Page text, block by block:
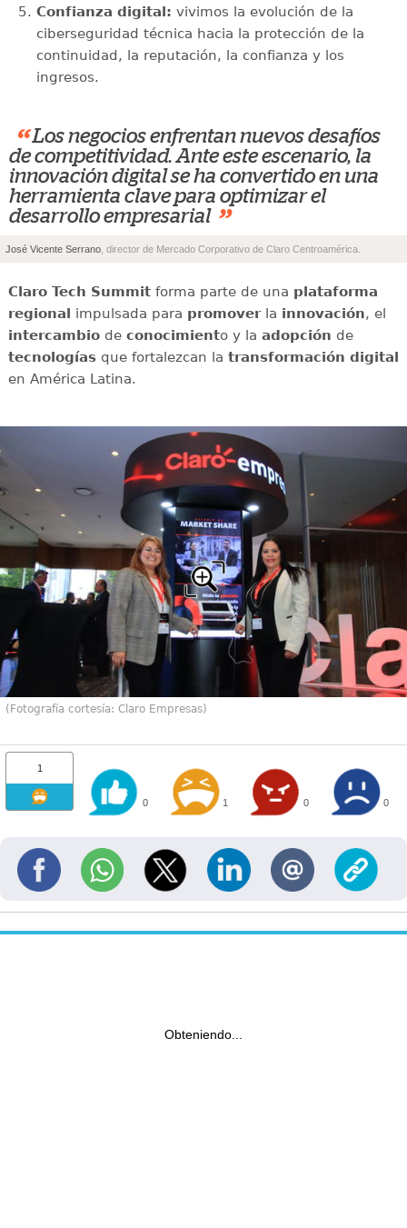
Confianza digital: vivimos la evolución de la
ciberseguridad técnica hacia la protección de la
continuidad, la reputación, la confianza y los
ingresos.
“ Los negocios enfrentan nuevos desafíos
de competitividad. Ante este escenario, la
innovación digital se ha convertido en una
herramienta clave para optimizar el
desarrollo empresarial ”
José Vicente Serrano , director de Mercado Corporativo de Claro Centroamérica.
Claro Tech Summitforma parte de una plataforma
regional impulsada para promoverla innovación, el
intercambiode conocimiento y la adopción de
tecnologíasque fortalezcan la transformación digital
en América Latina.
(Fotografía cortesía: Claro Empresas)
1
0 1 0 0
Obteniendo...